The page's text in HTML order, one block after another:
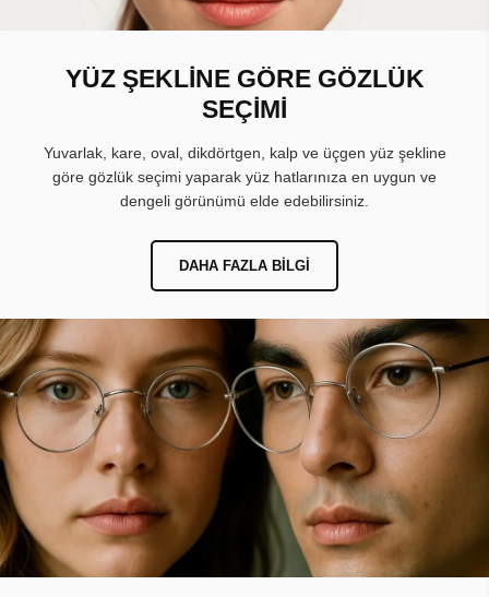
YÜZ ŞEKLİNE GÖRE GÖZLÜK
SEÇİMİ
Yuvarlak, kare, oval, dikdörtgen, kalp ve üçgen yüz şekline
göre gözlük seçimi yaparak yüz hatlarınıza en uygun ve
dengeli görünümü elde edebilirsiniz.
DAHA FAZLA BILGI